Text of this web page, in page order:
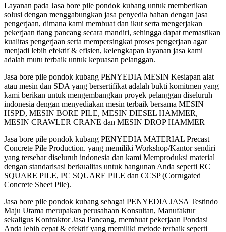
Layanan pada Jasa bore pile pondok kubang untuk memberikan
solusi dengan menggabungkan jasa penyedia bahan dengan jasa
pengerjaan, dimana kami membuat dan ikut serta mengerjakan
pekerjaan tiang pancang secara mandiri, sehingga dapat memastikan
kualitas pengerjaan serta mempersingkat proses pengerjaan agar
menjadi lebih efektif & efisien, kelengkapan layanan jasa kami
adalah mutu terbaik untuk kepuasan pelanggan.
Jasa bore pile pondok kubang PENYEDIA MESIN Kesiapan alat
atau mesin dan SDA yang bersertifikat adalah bukti komitmen yang
kami berikan untuk mengembangkan proyek pelanggan diseluruh
indonesia dengan menyediakan mesin terbaik bersama MESIN
HSPD, MESIN BORE PILE, MESIN DIESEL HAMMER,
MESIN CRAWLER CRANE dan MESIN DROP HAMMER
Jasa bore pile pondok kubang PENYEDIA MATERIAL Precast
Concrete Pile Production. yang memiliki Workshop/Kantor sendiri
yang tersebar diseluruh indonesia dan kami Memproduksi material
dengan standarisasi berkualitas untuk bangunan Anda seperti RC
SQUARE PILE, PC SQUARE PILE dan CCSP (Corrugated
Concrete Sheet Pile).
Jasa bore pile pondok kubang sebagai PENYEDIA JASA Testindo
Maju Utama merupakan perusahaan Konsultan, Manufaktur
sekaligus Kontraktor Jasa Pancang, membuat pekerjaan Pondasi
Anda lebih cepat & efektif yang memiliki metode terbaik seperti